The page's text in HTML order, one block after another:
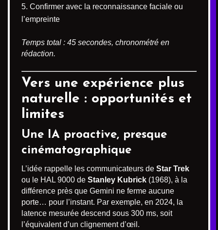
Confirmer avec la reconnaissance faciale ou
l’empreinte
Temps total : 45 secondes, chronométré en
rédaction.
Vers une expérience plus
naturelle : opportunités et
limites
Une IA proactive, presque
cinématographique
L’idée rappelle les communicateurs de Star Trek
ou le HAL 9000 de Stanley Kubrick (1968), à la
différence près que Gemini ne ferme aucune
porte… pour l’instant. Par exemple, en 2024, la
latence mesurée descend sous 300 ms, soit
l’équivalent d’un clignement d’œil.